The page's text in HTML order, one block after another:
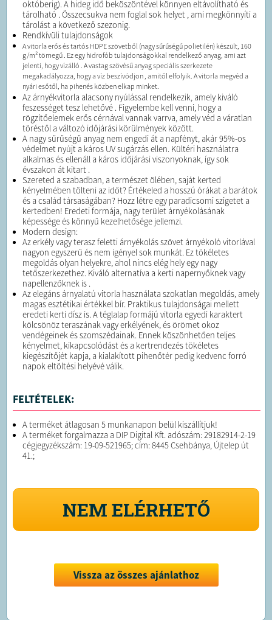
októberig). A hideg idő beköszöntével könnyen eltávolítható és
tárolható . Összecsukva nem foglal sok helyet , ami megkönnyíti a
tárolást a következő szezonig.
Rendkívüli tulajdonságok
A vitorla erős és tartós HDPE szövetből (nagy sűrűségű polietilén) készült, 160
g/m² tömegű . Ez egy hidrofób tulajdonságokkal rendelkező anyag, ami azt
jelenti, hogy vízálló . A vastag szövésű anyag speciális szerkezete
megakadályozza, hogy a víz beszívódjon , amitől elfolyik. A vitorla megvéd a
nyári esőtől, ha pihenés közben elkap minket.
Az árnyékvitorla alacsony nyúlással rendelkezik, amely kiváló
feszességet tesz lehetővé . Figyelembe kell venni, hogy a
rögzítőelemek erős cérnával vannak varrva, amely véd a váratlan
töréstől a változó időjárási körülmények között.
A nagy sűrűségű anyag nem engedi át a napfényt, akár 95%-os
védelmet nyújt a káros UV sugárzás ellen. Kültéri használatra
alkalmas és ellenáll a káros időjárási viszonyoknak, így sok
évszakon át kitart .
Szereted a szabadban, a természet ölében, saját kerted
kényelmében tölteni az időt? Értékeled a hosszú órákat a barátok
és a család társaságában? Hozz létre egy paradicsomi szigetet a
kertedben! Eredeti formája, nagy terület árnyékolásának
képessége és könnyű kezelhetősége jellemzi.
Modern design:
Az erkély vagy terasz feletti árnyékolás szövet árnyékoló vitorlával
nagyon egyszerű és nem igényel sok munkát. Ez tökéletes
megoldás olyan helyekre, ahol nincs elég hely egy nagy
tetőszerkezethez. Kiváló alternatíva a kerti napernyőknek vagy
napellenzőknek is .
Az elegáns árnyalatú vitorla használata szokatlan megoldás, amely
magas esztétikai értékkel bír. Praktikus tulajdonságai mellett
eredeti kerti dísz is. A téglalap formájú vitorla egyedi karaktert
kölcsönöz teraszának vagy erkélyének, és örömet okoz
vendégeinek és szomszédainak. Ennek köszönhetően teljes
kényelmet, kikapcsolódást és a kertrendezés tökéletes
kiegészítőjét kapja, a kialakított pihenőtér pedig kedvenc forró
napok eltöltési helyévé válik.
FELTÉTELEK:
A terméket átlagosan 5 munkanapon belül kiszállítjuk!
A terméket forgalmazza a DIP Digital Kft. adószám: 29182914-2-19
cégjegyzékszám: 19-09-521965; cím: 8445 Csehbánya, Újtelep út
41.;
NEM ELÉRHETŐ
Vissza az összes ajánlathoz